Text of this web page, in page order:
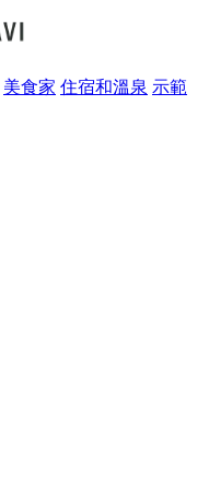
美食家 住宿和溫泉 示範